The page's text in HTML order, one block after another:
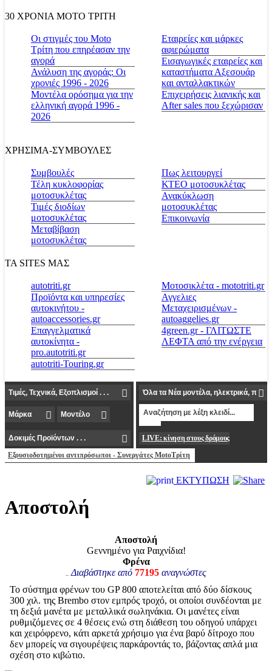
30 ΧΡΟΝΙΑ MOTO ΤΡΙΤΗ
Οι στιγμές του Moto
Τρίτη που επηρέασαν την
αγορά
Ανάλυση της αγοράς: Οι
χρονιές 1996 - 2026
Μοντέλα ορόσημα για την
ελληνική αγορά 1996 -
2026
Εταιρείες και μάρκες
αφιερώματα
Εισαγωγικές εταιρείες και
καταστήματα Αξεσουάρ
και ανταλλακτικών
Επιχειρήσεις λιανικής και
After sales που ξεχώρισαν
ΧΡΗΣΙΜΑ-ΣΥΜΒΟΥΛΕΣ
Συμβουλές
Τέλη κυκλοφορίας
μοτοσυκλέτας
Τιμές διοδίων
μοτοσυκλέτας
Μεταβίβαση
μοτοσυκλέτας
Πως λειτουργεί
ΚΤΕΟ μοτοσυκλέτας
Ανακύκλωση
μοτοσυκλέτας
Επικοινωνία
ΤΑ SITES ΜΑΣ
autotriti.gr
Προϊόντα και υπηρεσίες
αυτοκινήτου -
autoaccessories.gr
Επαγγελματικά
αυτοκίνητα -
pro.autotriti.gr
autotriti-Touring.gr
Μοτοσικλέτα - mototriti.gr
Αγγελιες
Μεταχειρισμένων -
autoaggelies.gr
4green.gr - ΓΛΙΤΩΣΤΕ
ΛΕΦΤΑ από την ενέργεια
LIVE: κίνηση στους δρόμους
Εξουσιοδοτημένοι αντιπρόσωποι - Συνεργάτες MotoΤρίτη
ΕΚΤΥΠΩΣΗ
Aποστολή
Aποστολή
Gεννημένο για Pαιχνίδια!
Φρένα
Διαβάστηκε από 77195 αναγνώστες
Το σύστημα φρένων του GP 800 αποτελείται από δύο δίσκους
300 χιλ. της Brembo στον εμπρός τροχό, οι οποίοι συνδέονται με
τη δεξιά μανέτα με μεταλλικά σωληνάκια. Οι μανέτες είναι
ρυθμιζόμενες σε 4 θέσεις ενώ στη διάθεση του οδηγού υπάρχει
και χειρόφρενο, κάτι αρκετά χρήσιμο για ένα βαρύ δίτροχο που
δεν μπορείς να σιγουρέψεις παρκάροντάς το, βάζοντας απλά μια
σχέση στο κιβώτιο.